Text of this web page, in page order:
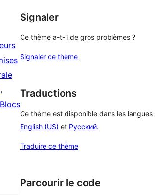
Blocs
Signaler
Ce thème a-t-il de gros problèmes ?
Signaler ce thème
Traductions
Ce thème est disponible dans les langues
English (US) et Русский.
Traduire ce thème
Parcourir le code